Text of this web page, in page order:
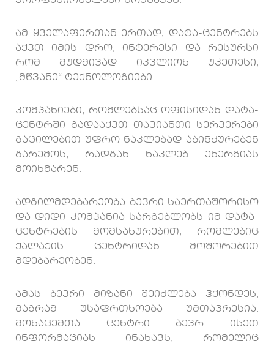
ამ ყველაფერთან ერთად, დატა-ცენტრებს
აქვთ იმის დრო, ინტერესი და რესურსი
რომ მუდმივად იკვლიონ უკეთესი,
„მწვანე“ ტექნოლოგიები.
კომპანიები, რომლებსაც ოფისიდან დატა-
ცენტრში გადააქვთ თავიანთი სერვერები
გაცილებით უფრო ნაკლებად აბინძურებენ
გარემოს, რადგან ნაკლებ ენერგიას
მოიხმარენ.
ადგილმდებარეობა ბევრი საერთაშორისო
და დიდი კომპანია სარგებლობს იმ დატა-
ცენტრების მომსახურებით, რომლებიც
ქალაქის ცენტრიდან მოშორებით
მდებარეობენ.
ამას ბევრი მიზანი შეიძლება ჰქონდეს,
მაგრამ უსაფრთხოება უმთავრესია.
მონაცემთა ცენტრი ბევრ ისეთ
ინფორმაციას ინახავს, რომელიც